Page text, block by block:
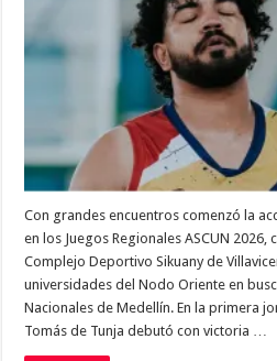
Con grandes encuentros comenzó la
en los Juegos Regionales ASCUN 2026,
Complejo Deportivo Sikuany de
universidades del Nodo Oriente en
Nacionales de Medellín. En la primera
Tomás de Tunja debutó con victoria …